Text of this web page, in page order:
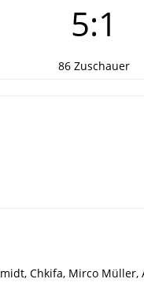
5:1
86 Zuschauer
Chkifa, Mirco